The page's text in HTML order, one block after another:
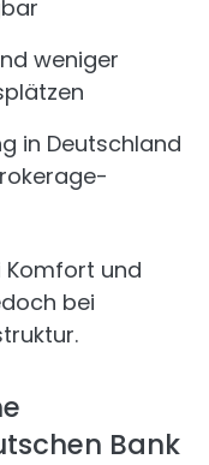
weniger
in Deutschland
Komfort und
bei
Bank